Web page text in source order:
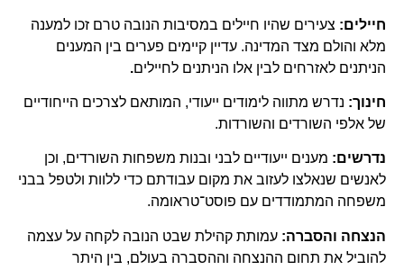
חיילים:צעירים שהיו חיילים במסיבות הנובה טרם זכו למענה
מלא והולם מצד המדינה. עדיין קיימים פערים בין המענים
הניתנים לאזרחים לבין אלו הניתנים לחיילים.
חינוך:נדרש מתווה לימודים ייעודי, המותאם לצרכים הייחודיים
של אלפי השורדים והשורדות.
נדרשים:מענים ייעודיים לבני ובנות משפחות השורדים, וכן
לאנשים שנאלצו לעזוב את מקום עבודתם כדי ללוות ולטפל בבני
משפחה המתמודדים עם פוסט־טראומה.
הנצחה והסברה:עמותת קהילת שבט הנובה לקחה על עצמה
להוביל את תחום ההנצחה וההסברה בעולם, בין היתר